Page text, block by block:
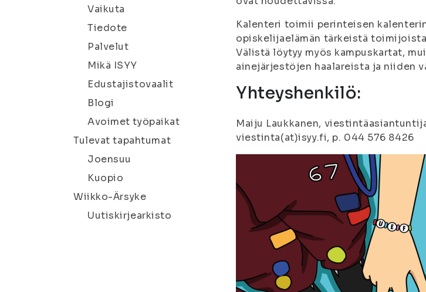
Vaikuta
Tiedote
Palvelut
Mikä ISYY
Edustajistovaalit
Blogi
Avoimet työpaikat
Tulevat tapahtumat
Joensuu
Kuopio
Wiikko-Ärsyke
Uutiskirjearkisto
Kalenteri toimii perinteisen
opiskelijaelämän tärkeistä
Välistä löytyy myös kampuskartat,
ainejärjestöjen haalareista ja niiden
Yhteyshenkilö:
Maiju Laukkanen,
viestinta(at)isyy.fi, p. 044 576 8426